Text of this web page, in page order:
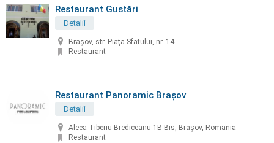
Restaurant Gustări
Detalii
Braşov, str. Piaţa Sfatului, nr. 14
Restaurant
Restaurant Panoramic Brașov
Detalii
Aleea Tiberiu Brediceanu 1B Bis, Brașov, Romania
Restaurant